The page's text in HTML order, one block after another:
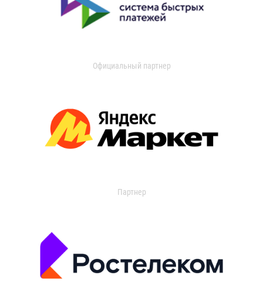
Официальный партнер
Партнер